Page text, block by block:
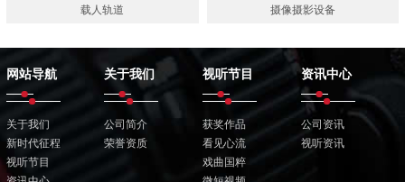
载人轨道 摄像摄影设备
网站导航
关于我们
新时代征程
视听节目
关于我们
公司简介
荣誉资质
视听节目
获奖作品
看见心流
戏曲国粹
资讯中心
公司资讯
视听资讯